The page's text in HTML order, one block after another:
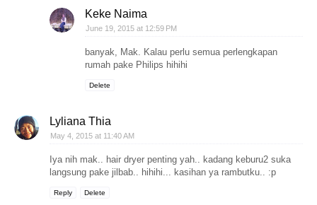
Keke Naima
June 19, 2015 at 12:59 PM
banyak, Mak. Kalau perlu semua perlengkapan
rumah pake Philips hihihi
Delete
Lyliana Thia
May 4, 2015 at 11:40 AM
Iya nih mak.. hair dryer penting yah.. kadang keburu2 suka
langsung pake jilbab.. hihihi... kasihan ya rambutku.. :p
Reply Delete